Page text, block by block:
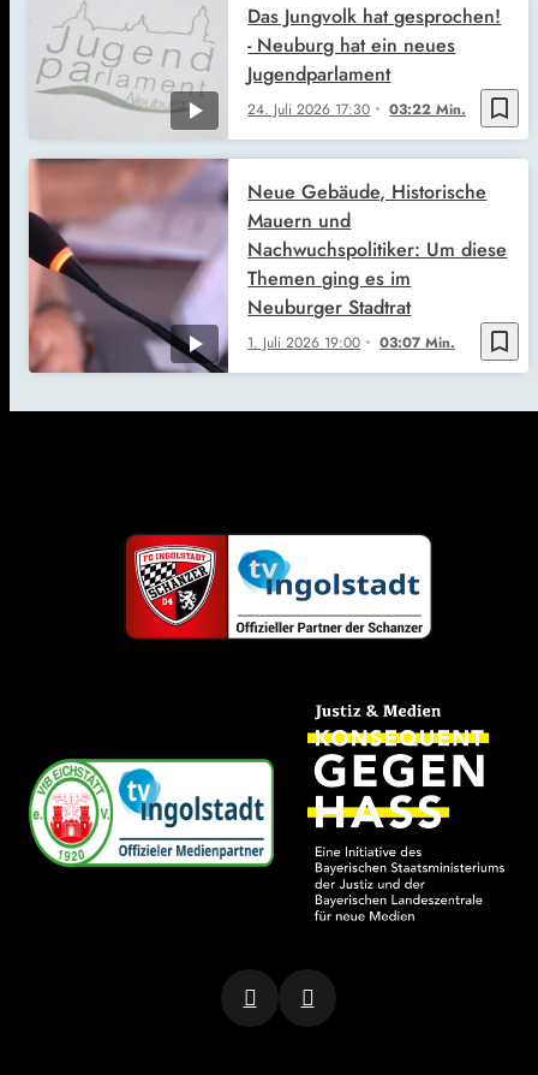
bookmark_border
24. Juli 2026 17:30 03:22 Min.
Das Jungvolk hat gesprochen!
- Neuburg hat ein neues
Jugendparlament
bookmark_border
1. Juli 2026 19:00 03:07 Min.
Neue Gebäude, Historische
Mauern und
Nachwuchspolitiker: Um diese
Themen ging es im
Neuburger Stadtrat